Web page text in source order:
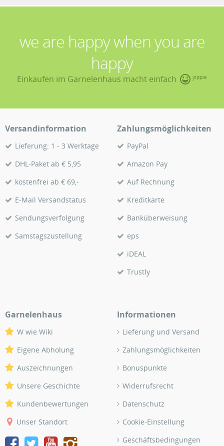
we are happy when you are
happy
Einkaufen im Garnelenhaus macht einfach yippie
Versandinformation
Lieferung: 1 - 3 Werktage
DHL-Paket ab € 5,95
kostenfrei ab € 69,-
E-Mail Versandstatus
Sendungsverfolgung
Samstagszustellung
Zahlungsmöglichkeiten
PayPal
Amazon Pay
Auf Rechnung
Kreditkarte
Banküberweisung
eps
iDEAL
Trustly
Garnelenhaus
W wie Wiki
Eigene Abholung
Auszeichnungen
Unsere Geschichte
Kundenbewertungen
Unser Standort
Informationen
Lieferung und Versand
Zahlungsmöglichkeiten
Bonuspunkte
Widerrufsrecht
Datenschutz
Cookie-Einstellung
Geschäftsbedingungen